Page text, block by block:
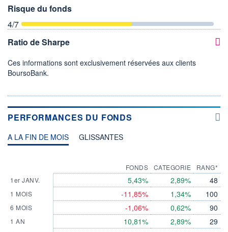
Risque du fonds
4/7
Ratio de Sharpe
Ces informations sont exclusivement réservées aux clients
BoursoBank.
PERFORMANCES DU FONDS
A LA FIN DE MOIS GLISSANTES
1er JANV.
1 MOIS
6 MOIS
1 AN
FONDS
5,43%
-11,85%
-1,06%
10,81%
CATEGORIE
2,89%
1,34%
0,62%
2,89%
RANG*
48
100
90
29